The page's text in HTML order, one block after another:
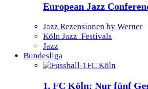
European Jazz
Jazz Rezensionen by Werner
Köln Jazz Festivals
Jazz
Bundesliga
1. FC Köln: Nur fünf